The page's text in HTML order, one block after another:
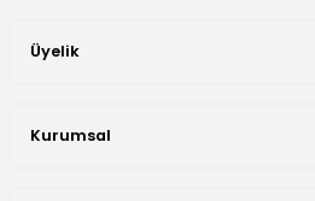
Üyelik
Kurumsal